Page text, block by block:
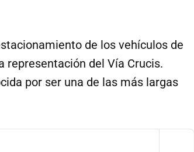
de los vehículos de
representación del Vía Crucis.
por ser una de las más largas